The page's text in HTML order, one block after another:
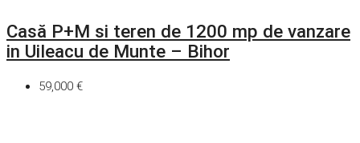
Casă P+M si teren de 1200 mp de vanzare
in Uileacu de Munte – Bihor
59,000 €